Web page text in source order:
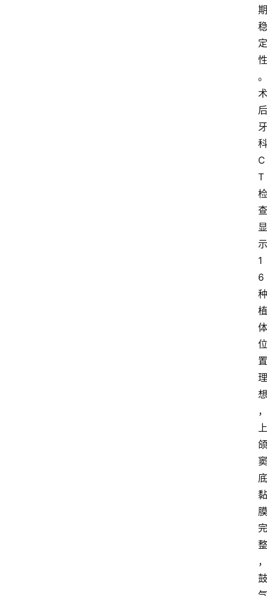
期
稳
定
性
。
术
后
牙
科
C
T
检
查
显
示
1
6
种
植
体
位
置
理
想
，
上
颌
窦
底
黏
膜
完
整
，
鼓